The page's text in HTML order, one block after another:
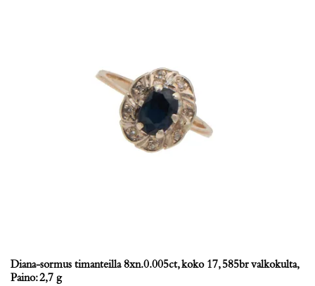
Diana-sormus timanteilla 8xn.0.005ct, koko 17, 585br valkokulta,
Paino: 2,7 g